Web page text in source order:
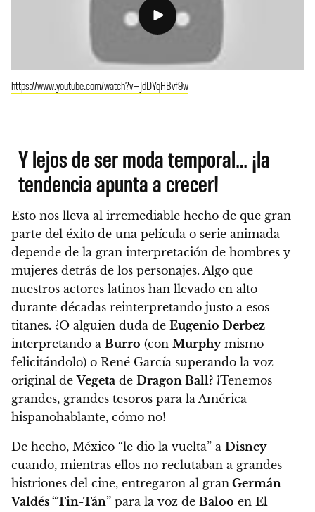
https://www.youtube.com/watch?v=JdDYqHBvf9w
Y lejos de ser moda temporal… ¡la
tendencia apunta a crecer!
Esto nos lleva al irremediable hecho de que gran
parte del éxito de una película o serie animada
depende de la gran interpretación de hombres y
mujeres detrás de los personajes. Algo que
nuestros actores latinos han llevado en alto
durante décadas reinterpretando justo a esos
titanes. ¿O alguien duda de Eugenio Derbez
interpretando a Burro (con Murphymismo
felicitándolo) o René García superando la voz
original deVegeta de Dragon Ball? ¡Tenemos
grandes, grandes tesoros para la América
hispanohablante, cómo no!
De hecho, México “le dio la vuelta” a Disney
cuando, mientras ellos no reclutaban a grandes
histriones del cine, entregaron al gran Germán
Valdés “Tin-Tán” para la voz de Baloo en El